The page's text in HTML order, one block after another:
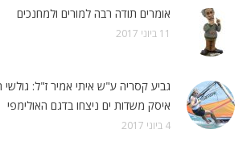
אומרים תודה רבה למורים ולמחנכים
11 ביוני 2017
איסק משדות ים ניצחו בדגם האולימפי
4 ביוני 2017